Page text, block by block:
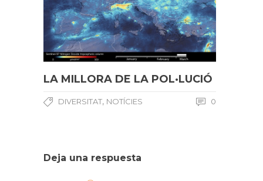
LA MILLORA DE LA POL·LUCIÓ
DIVERSITAT, NOTÍCIES 0
Deja una respuesta